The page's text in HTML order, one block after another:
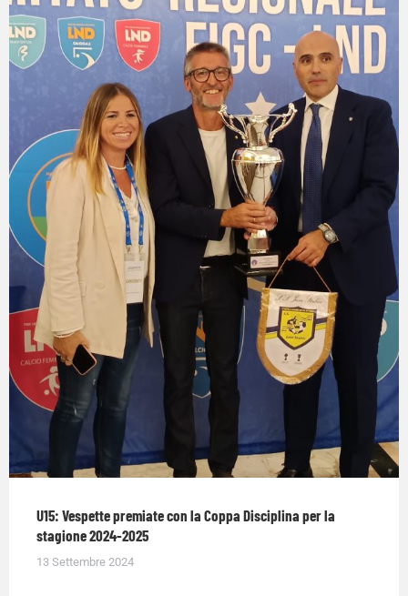
U15: Vespette premiate con la Coppa Disciplina per la
stagione 2024-2025
13 Settembre 2024